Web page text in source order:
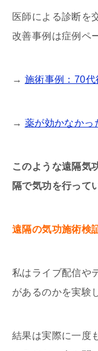
医師による診断を
改善事例は症例ペ
→ 施術事例：70
→ 薬が効かなかっ
このような遠隔気
隔で気功を行って
遠隔の気功施術
私はライブ配信や
があるのかを実験
結果は実際に一度